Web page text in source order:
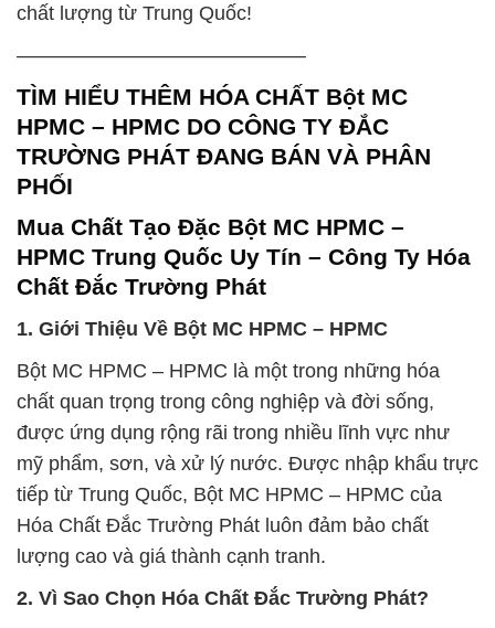
chất lượng từ Trung Quốc!
——————————————–
TÌM HIỂU THÊM HÓA CHẤT Bột MC
HPMC – HPMC DO CÔNG TY ĐẮC
TRƯỜNG PHÁT ĐANG BÁN VÀ PHÂN
PHỐI
Mua Chất Tạo Đặc Bột MC HPMC –
HPMC Trung Quốc Uy Tín – Công Ty Hóa
Chất Đắc Trường Phát
1. Giới Thiệu Về Bột MC HPMC – HPMC
Bột MC HPMC – HPMC là một trong những hóa
chất quan trọng trong công nghiệp và đời sống,
được ứng dụng rộng rãi trong nhiều lĩnh vực như
mỹ phẩm, sơn, và xử lý nước. Được nhập khẩu trực
tiếp từ Trung Quốc, Bột MC HPMC – HPMC của
Hóa Chất Đắc Trường Phát luôn đảm bảo chất
lượng cao và giá thành cạnh tranh.
2. Vì Sao Chọn Hóa Chất Đắc Trường Phát?